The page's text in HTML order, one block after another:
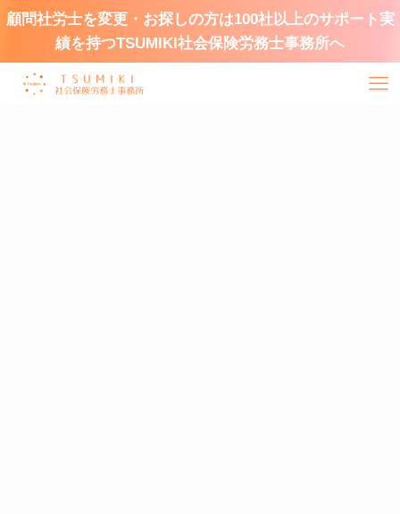
顧問社労士を変更・お探しの方は100社以上のサポート実
績を持つTSUMIKI社会保険労務士事務所へ